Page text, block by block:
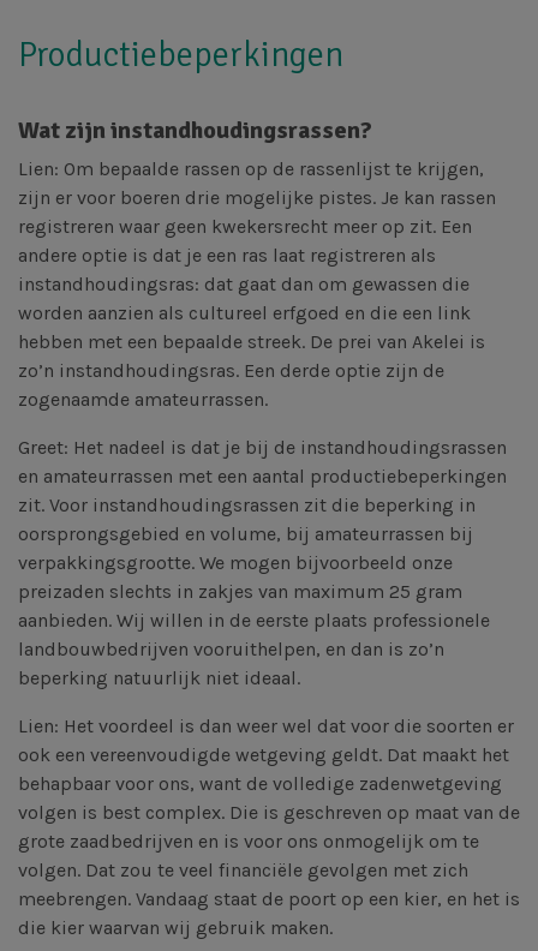
Productiebeperkingen
Wat zijn instandhoudingsrassen?
Lien: Om bepaalde rassen op de rassenlijst te krijgen,
zijn er voor boeren drie mogelijke pistes. Je kan rassen
registreren waar geen kwekersrecht meer op zit. Een
andere optie is dat je een ras laat registreren als
instandhoudingsras: dat gaat dan om gewassen die
worden aanzien als cultureel erfgoed en die een link
hebben met een bepaalde streek. De prei van Akelei is
zo’n instandhoudingsras. Een derde optie zijn de
zogenaamde amateurrassen.
Greet: Het nadeel is dat je bij de instandhoudingsrassen
en amateurrassen met een aantal productiebeperkingen
zit. Voor instandhoudingsrassen zit die beperking in
oorsprongsgebied en volume, bij amateurrassen bij
verpakkingsgrootte. We mogen bijvoorbeeld onze
preizaden slechts in zakjes van maximum 25 gram
aanbieden. Wij willen in de eerste plaats professionele
landbouwbedrijven vooruithelpen, en dan is zo’n
beperking natuurlijk niet ideaal.
Lien: Het voordeel is dan weer wel dat voor die soorten er
ook een vereenvoudigde wetgeving geldt. Dat maakt het
behapbaar voor ons, want de volledige zadenwetgeving
volgen is best complex. Die is geschreven op maat van de
grote zaadbedrijven en is voor ons onmogelijk om te
volgen. Dat zou te veel financiële gevolgen met zich
meebrengen. Vandaag staat de poort op een kier, en het is
die kier waarvan wij gebruik maken.